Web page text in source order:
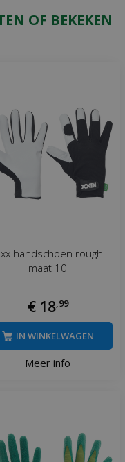
OF BEKEKEN
handschoen rough
maat 10
€ 18,99
Meer info
IN WINKELWAGEN